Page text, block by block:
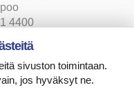
4400
sivuston toimintaan.
jos hyväksyt ne.